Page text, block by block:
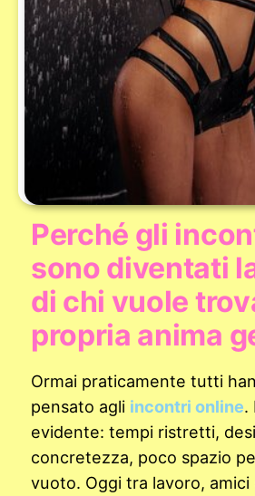
Perché gli
sono diventati
di chi vuole
propria anima
Ormai praticamente tutti
pensato agli incontri online.
evidente: tempi ristretti,
concretezza, poco spazio
vuoto. Oggi tra lavoro, amici